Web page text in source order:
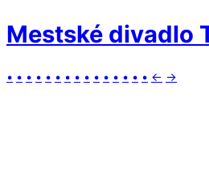
Mestské divadlo
• • • • • • • • • • • • • • • ← →